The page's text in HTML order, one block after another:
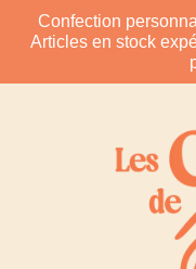
Confection
Articles en stock